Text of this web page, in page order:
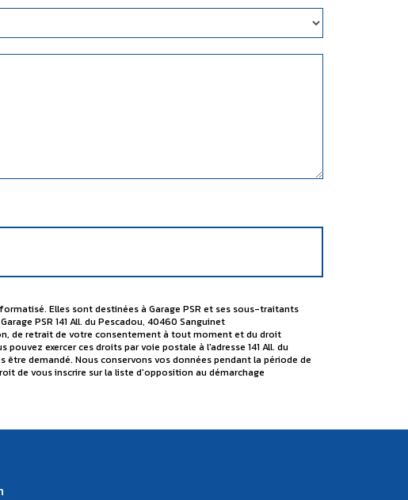
Elles sont destinées à Garage PSR et ses sous-traitants
PSR 141 All. du Pescadou, 40460 Sanguinet
de retrait de votre consentement à tout moment et du droit
exercer ces droits par voie postale à l'adresse 141 All. du
demandé. Nous conservons vos données pendant la période de
de vous inscrire sur la liste d'opposition au démarchage